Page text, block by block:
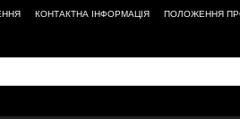
КОНТАКТНА ІНФОРМАЦІЯ ПОЛОЖЕННЯ